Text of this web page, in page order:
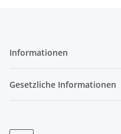
Informationen
Gesetzliche Informationen